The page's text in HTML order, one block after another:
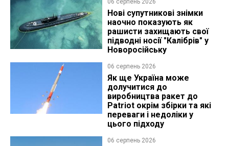
06 серпень 2026
Нові супутникові знімки
наочно показують як
рашисти захищають свої
підводні носії "Калібрів" у
Новоросійську
06 серпень 2026
Як ще Україна може
долучитися до
виробництва ракет до
Patriot окрім збірки та які
переваги і недоліки у
цього підходу
06 серпень 2026